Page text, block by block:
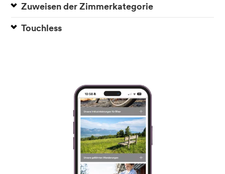
Zuweisen der Zimmerkategorie
Touchless